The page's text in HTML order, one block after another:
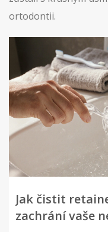
ortodontii.
Jak čistit
zachrání vaše